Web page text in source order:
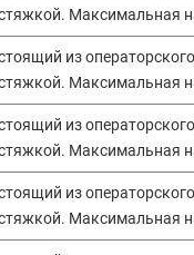
Максимальная
из
Максимальная
из
Максимальная
из
Максимальная